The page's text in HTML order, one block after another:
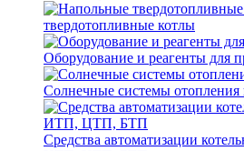
твердотопливные котлы
Оборудование и реагенты для
Солнечные системы отопления
Средства автоматизации